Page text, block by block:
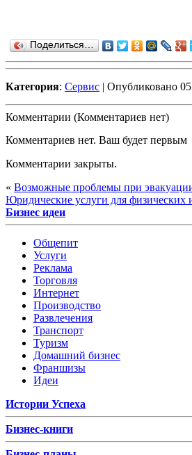
Поделиться…
Категория: Сервис | Опубликовано
Комментарии (Комментариев нет)
Комментариев нет. Ваш будет первым
Комментарии закрыты.
« Возможные проблемы при
Юридические услуги для
Бизнес идеи
Общепит
Услуги
Реклама
Торговля
Интернет
Производство
Развлечения
Транспорт
Туризм
Домашний бизнес
Франшизы
Идеи
Истории Успеха
Бизнес-книги